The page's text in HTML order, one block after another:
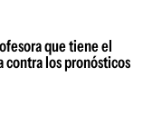
que tiene el
contra los pronósticos